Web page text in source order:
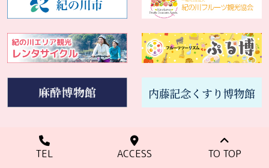
TEL ACCESS TO TOP